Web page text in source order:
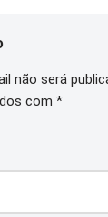
não será
com *